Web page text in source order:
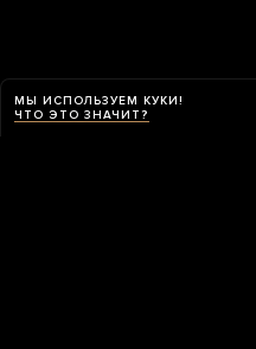
МЫ ИСПОЛЬЗУЕМ КУКИ!
ЧТО ЭТО ЗНАЧИТ?